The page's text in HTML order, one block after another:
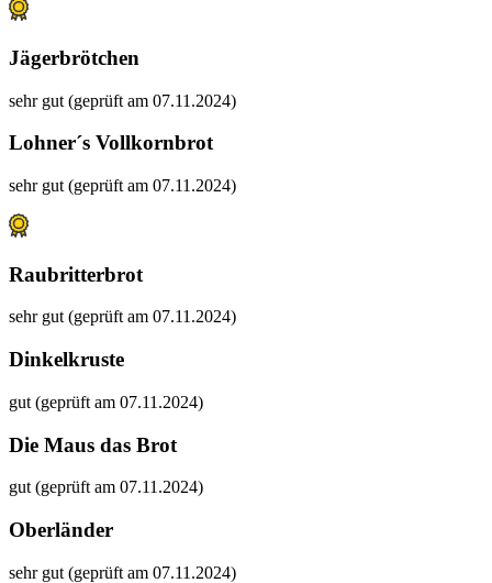
Jägerbrötchen
sehr gut (geprüft am 07.11.2024)
Lohner´s Vollkornbrot
sehr gut (geprüft am 07.11.2024)
Raubritterbrot
sehr gut (geprüft am 07.11.2024)
Dinkelkruste
gut (geprüft am 07.11.2024)
Die Maus das Brot
gut (geprüft am 07.11.2024)
Oberländer
sehr gut (geprüft am 07.11.2024)